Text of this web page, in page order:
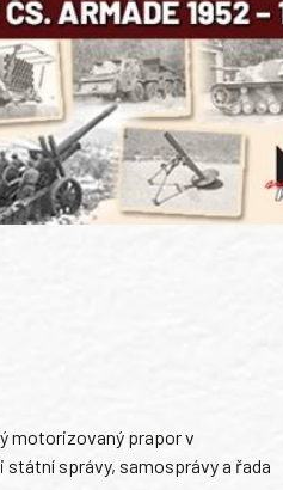
motorizovaný prapor v
státní správy, samosprávy a řada